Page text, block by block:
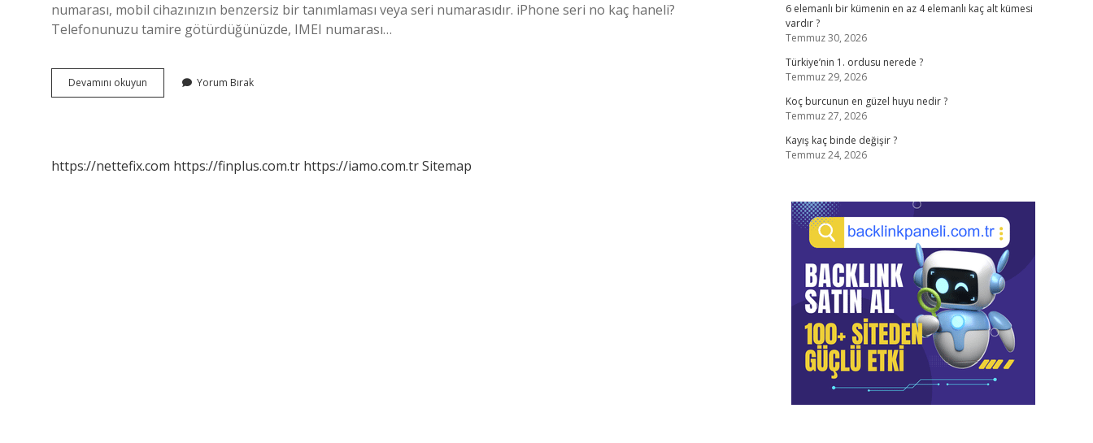
numarası, mobil cihazınızın benzersiz bir tanımlaması veya seri numarasıdır. iPhone seri no kaç haneli?
Telefonunuzu tamire götürdüğünüzde, IMEI numarası…
Devamını okuyun
Telefonun
Yorum Bırak
https://nettefix.com https://finplus.com.tr https://iamo.com.trSitemap
6 elemanlı bir kümenin en az 4 elemanlı kaç alt kümesi
vardır ?
Temmuz 30, 2026
Türkiye’nin 1. ordusu nerede ?
Temmuz 29, 2026
Koç burcunun en güzel huyu nedir ?
Temmuz 27, 2026
Kayış kaç binde değişir ?
Temmuz 24, 2026